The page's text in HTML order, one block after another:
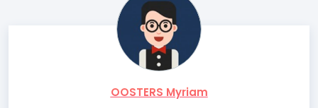
OOSTERS Myriam